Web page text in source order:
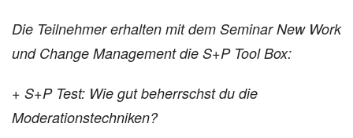
Die Teilnehmer erhalten mit dem Seminar New Work
und Change Management die S+P Tool Box:
+ S+P Test: Wie gut beherrschst du die
Moderationstechniken?